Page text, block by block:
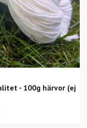
- 100g härvor (ej